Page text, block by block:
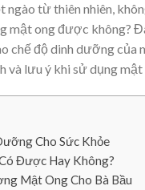
ngào từ thiên nhiên,
mật ong được không?
chế độ dinh dưỡng của
và lưu ý khi sử dụng
Cho Sức Khỏe
Được Hay Không?
Mật Ong Cho Bà Bầu